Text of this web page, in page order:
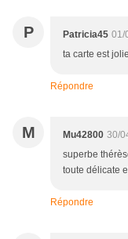
P Patricia45 01/
ta carte est
Répondre
M Mu42800 30/
superbe
toute délicate
Répondre